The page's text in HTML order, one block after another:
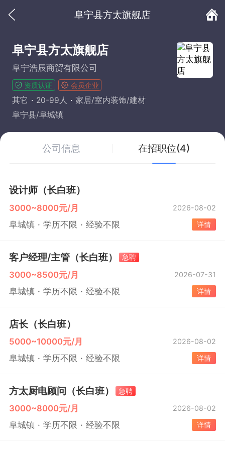
阜宁县方太旗舰店
阜宁县方太旗舰店
阜宁浩辰商贸有限公司
资质认证 会员企业
其它 20-99人
家居/室内装饰/建材
阜宁县/阜城镇
公司信息 在招职位(4)
设计师（长白班）
3000~8000元/月 2026-08-02
阜城镇 学历不限 经验不限 详情
客户经理/主管（长白班） 急聘
3000~8500元/月 2026-07-31
阜城镇 学历不限 经验不限 详情
店长（长白班）
5000~10000元/月 2026-08-02
阜城镇 学历不限 经验不限 详情
方太厨电顾问（长白班） 急聘
3000~8000元/月 2026-08-02
阜城镇 学历不限 经验不限 详情